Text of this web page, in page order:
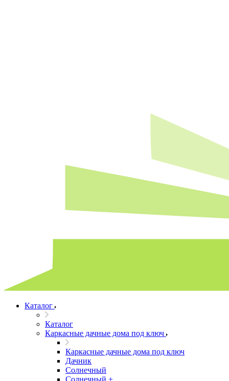
Каталог
Каталог
Каркасные дачные дома под ключ
Каркасные дачные дома под ключ
Дачник
Солнечный
Солнечный +